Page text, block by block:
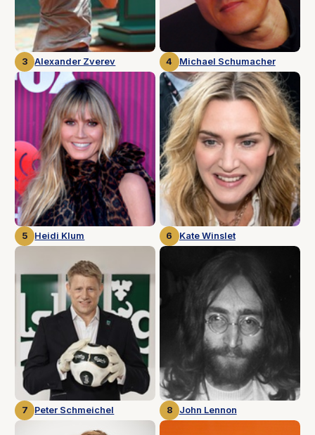
3 Alexander Zverev 4 Michael Schumacher
5 Heidi Klum 6 Kate Winslet
7 Peter Schmeichel 8 John Lennon